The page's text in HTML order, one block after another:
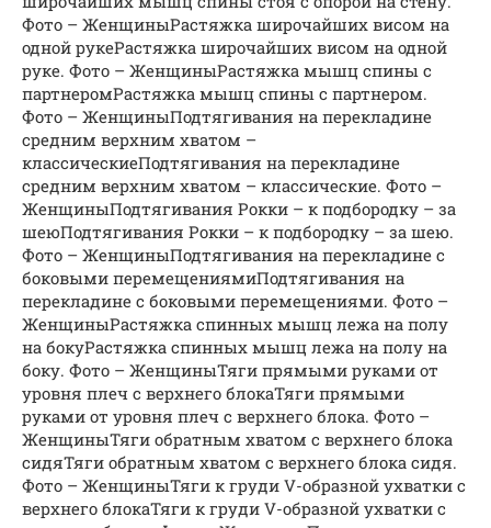
Фото – ЖенщиныРастяжка широчайших висом на
одной рукеРастяжка широчайших висом на одной
руке. Фото – ЖенщиныРастяжка мышц спины с
партнеромРастяжка мышц спины с партнером.
Фото – ЖенщиныПодтягивания на перекладине
средним верхним хватом –
классическиеПодтягивания на перекладине
средним верхним хватом – классические. Фото –
ЖенщиныПодтягивания Рокки – к подбородку – за
шеюПодтягивания Рокки – к подбородку – за шею.
Фото – ЖенщиныПодтягивания на перекладине с
боковыми перемещениямиПодтягивания на
перекладине с боковыми перемещениями. Фото –
ЖенщиныРастяжка спинных мышц лежа на полу
на бокуРастяжка спинных мышц лежа на полу на
боку. Фото – ЖенщиныТяги прямыми руками от
уровня плеч с верхнего блокаТяги прямыми
руками от уровня плеч с верхнего блока. Фото –
ЖенщиныТяги обратным хватом с верхнего блока
сидяТяги обратным хватом с верхнего блока сидя.
Фото – ЖенщиныТяги к груди V-образной ухватки с
верхнего блокаТяги к груди V-образной ухватки с